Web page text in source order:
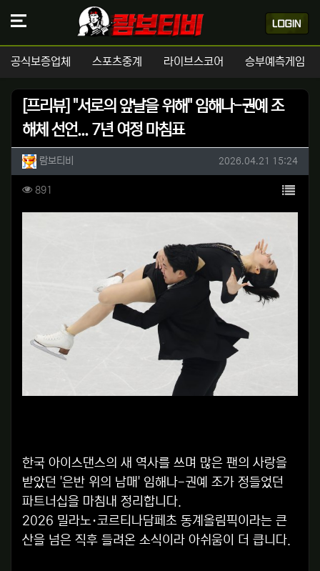
공식보증업체 스포츠중계 라이브스코어 승부예측게임
[프리뷰] "서로의 앞날을 위해" 임해나-권예 조
해체 선언... 7년 여정 마침표
작성자 정보
람보티비 작성일
2026.04.21 15:24
컨텐츠 정보
891 목록
한국 아이스댄스의 새 역사를 쓰며 많은 팬의 사랑을
받았던 '은반 위의 남매' 임해나-권예 조가 정들었던
파트너십을 마침내 정리합니다.
2026 밀라노·코르티나담페초 동계올림픽이라는 큰
산을 넘은 직후 들려온 소식이라 아쉬움이 더 큽니다.